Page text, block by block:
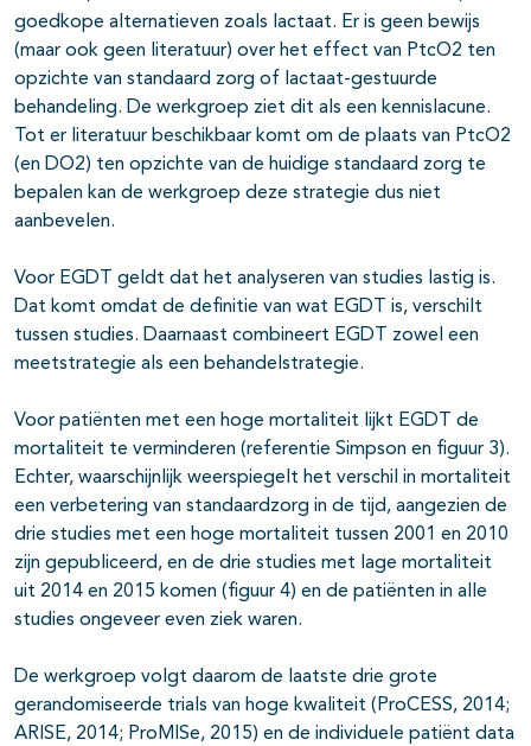
goedkope alternatieven zoals lactaat. Er is geen bewijs
(maar ook geen literatuur) over het effect van PtcO2 ten
opzichte van standaard zorg of lactaat-gestuurde
behandeling. De werkgroep ziet dit als een kennislacune.
Tot er literatuur beschikbaar komt om de plaats van PtcO2
(en DO2) ten opzichte van de huidige standaard zorg te
bepalen kan de werkgroep deze strategie dus niet
aanbevelen.
Voor EGDT geldt dat het analyseren van studies lastig is.
Dat komt omdat de definitie van wat EGDT is, verschilt
tussen studies. Daarnaast combineert EGDT zowel een
meetstrategie als een behandelstrategie.
Voor patiënten met een hoge mortaliteit lijkt EGDT de
mortaliteit te verminderen (referentie Simpson en figuur 3).
Echter, waarschijnlijk weerspiegelt het verschil in mortaliteit
een verbetering van standaardzorg in de tijd, aangezien de
drie studies met een hoge mortaliteit tussen 2001 en 2010
zijn gepubliceerd, en de drie studies met lage mortaliteit
uit 2014 en 2015 komen (figuur 4) en de patiënten in alle
studies ongeveer even ziek waren.
De werkgroep volgt daarom de laatste drie grote
gerandomiseerde trials van hoge kwaliteit (ProCESS, 2014;
ARISE, 2014; ProMISe, 2015) en de individuele patiënt data